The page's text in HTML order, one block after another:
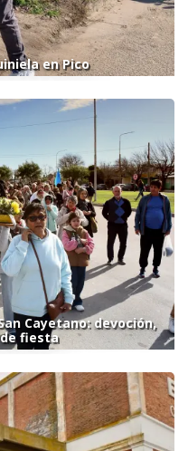
en Pico
Cayetano: devoción,
fiesta